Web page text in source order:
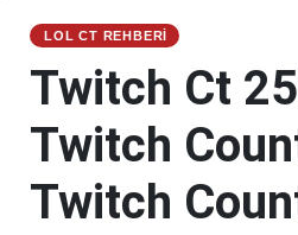
LOL CT REHBERI
Twitch Ct
Twitch
Twitch